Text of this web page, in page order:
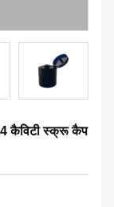
कैविटी स्क्रू कैप